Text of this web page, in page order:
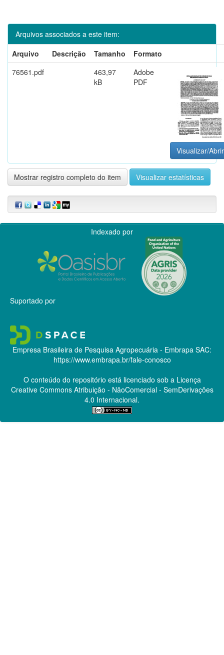
Arquivos associados a este item:
Arquivo
Descrição Tamanho
Formato
76561.pdf
463,97
kB
Adobe
PDF
Visualizar/Abrir
Mostrar registro completo do item Visualizar estatísticas
Indexado por
Suportado por
Empresa Brasileira de Pesquisa Agropecuária - Embrapa SAC:
https://www.embrapa.br/fale-conosco
O conteúdo do repositório está licenciado sob a Licença
Creative CommonsAtribuição - NãoComercial - SemDerivações
4.0 Internacional.